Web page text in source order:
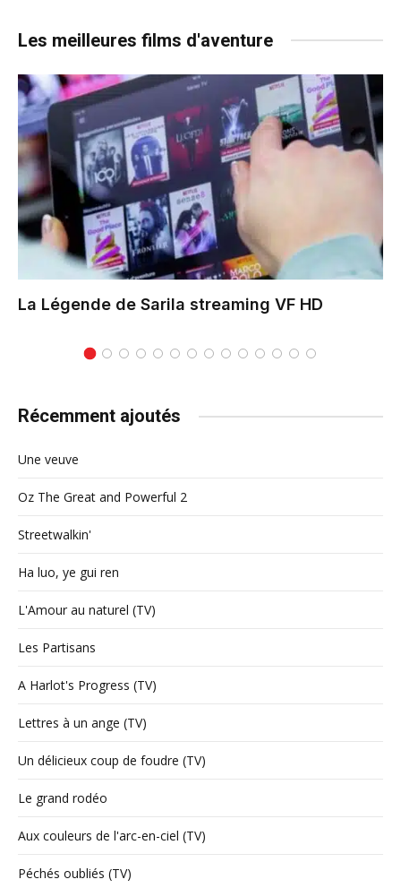
Les meilleures films d'aventure
La Légende de Sarila streaming VF HD
Récemment ajoutés
Une veuve
Oz The Great and Powerful 2
Streetwalkin'
Ha luo, ye gui ren
L'Amour au naturel (TV)
Les Partisans
A Harlot's Progress (TV)
Lettres à un ange (TV)
Un délicieux coup de foudre (TV)
Le grand rodéo
Aux couleurs de l'arc-en-ciel (TV)
Péchés oubliés (TV)